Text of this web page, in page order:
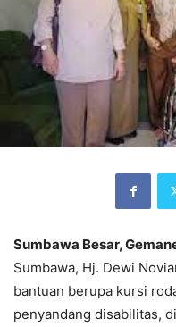
Sumbawa Besar,
Sumbawa, Hj. Dewi
bantuan berupa kursi
penyandang disabilitas,